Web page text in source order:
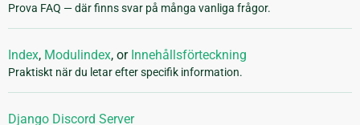
Prova FAQ — där finns svar på många vanliga frågor.
Index, Modulindex, or Innehållsförteckning
Praktiskt när du letar efter specifik information.
Django Discord Server